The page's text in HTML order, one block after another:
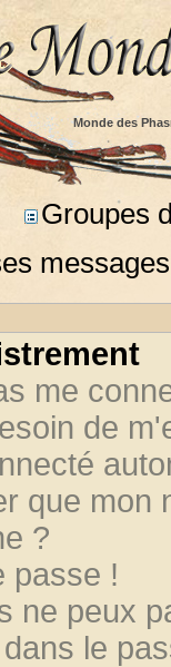
Monde des
Groupes
me
de
que mon
?
passe !
ne peux
le